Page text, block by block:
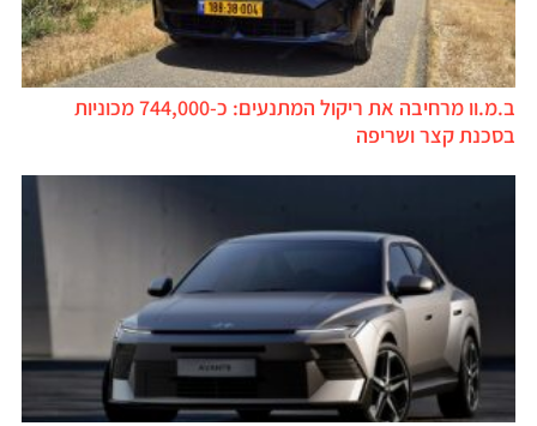
ב.מ.וו מרחיבה את ריקול המתנעים: כ-744,000 מכוניות
בסכנת קצר ושריפה